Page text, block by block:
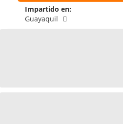
Impartido en:
Guayaquil